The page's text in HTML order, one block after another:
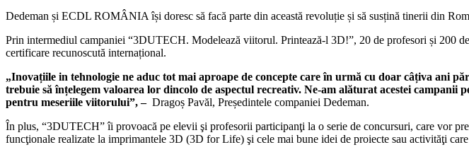
Dedeman și ECDL ROMÂNIA își doresc să facă parte din această revoluție și să susțină tinerii din
Prin intermediul campaniei “3DUTECH. Modelează viitorul. Printează-l 3D!”, 20 de profesori și 200
certificare recunoscută internațional.
„Inovațiile in tehnologie ne aduc tot mai aproape de concepte care în urmă cu doar câțiva ani
trebuie să înțelegem valoarea lor dincolo de aspectul recreativ. Ne-am alăturat acestei
pentru meseriile viitorului”,– Dragoș Pavăl, Președintele companiei Dedeman.
În plus, “3DUTECH” îi provoacă pe elevii şi profesorii participanţi la o serie de concursuri, care vor
funcţionale realizate la imprimantele 3D (3D for Life) şi cele mai bune idei de proiecte sau activităţi